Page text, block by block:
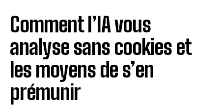
Comment l’IA vous
analyse sans cookies et
les moyens de s’en
prémunir